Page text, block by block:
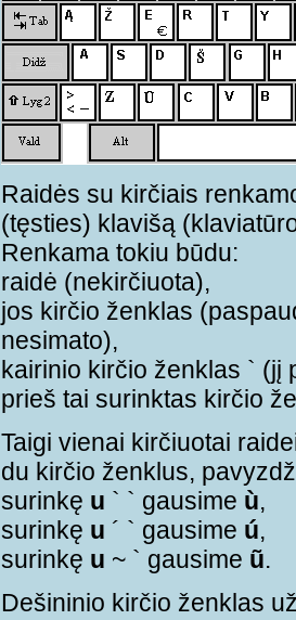
Raidės su kirčiais
(tęsties) klavišą
Renkama tokiu būdu:
raidė (nekirčiuota),
jos kirčio ženklas
nesimato),
kairinio kirčio ženklas ` (jį
prieš tai surinktas kirčio
Taigi vienai kirčiuotai
du kirčio ženklus,
surinkę u ` ` gausime ù,
surinkę u ´ ` gausime ú,
surinkę u ~ ` gausime ũ.
Dešininio kirčio ženklas